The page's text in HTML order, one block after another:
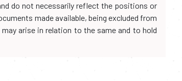
do not necessarily reflect the positions or
made available, being excluded from
arise in relation to the same and to hold